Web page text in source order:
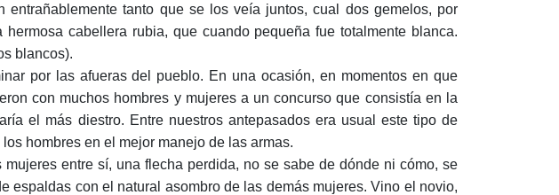
entrañablemente tanto que se los veía juntos, cual dos gemelos, por
cabellera rubia, que cuando pequeña fue totalmente blanca.
blancos).
por las afueras del pueblo. En una ocasión, en momentos en que
con muchos hombres y mujeres a un concurso que consistía en la
el más diestro. Entre nuestros antepasados era usual este tipo de
hombres en el mejor manejo de las armas.
entre sí, una flecha perdida, no se sabe de dónde ni cómo, se
espaldas con el natural asombro de las demás mujeres. Vino el novio,